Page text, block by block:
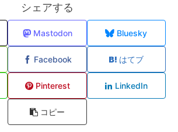
シェアする
Mastodon Bluesky
Facebook はてブ
Pinterest LinkedIn
コピー